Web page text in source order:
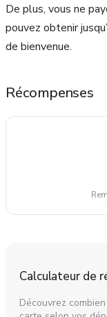
De plus, vous ne
pouvez obtenir
de bienvenue.
Récompenses
Calculateur de
Découvrez